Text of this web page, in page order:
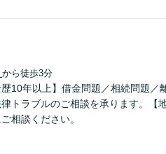
から徒歩3分
歴10年以上】借金問題／相続問題
トラブルのご相談を承ります。【
相談ください。